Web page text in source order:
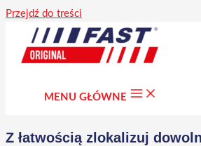
Przejdź do treści
MENU GŁÓWNE
Z łatwością zlokalizuj